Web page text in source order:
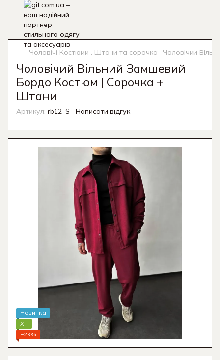
Чоловічі Костюми . Штани та сорочка Чоловічий
Чоловічий Вільний Замшевий
Бордо Костюм | Сорочка +
Штани
Артикул: rb12_S Написати відгук
Новинка
Хіт
−29%